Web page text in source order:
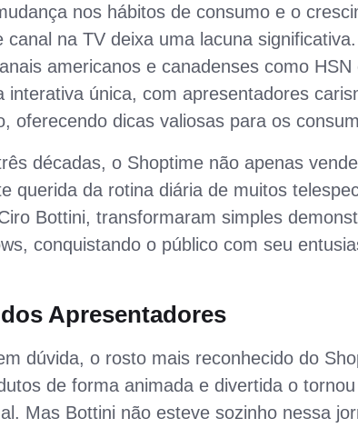
nos hábitos de consumo e o
canal na TV deixa uma lacuna
americanos e canadenses como
interativa única, com apresentadores
oferecendo dicas valiosas para os
décadas, o Shoptime não apenas
querida da rotina diária de muitos
Bottini, transformaram simples
conquistando o público com seu
Apresentadores
dúvida, o rosto mais reconhecido do
de forma animada e divertida o
Mas Bottini não esteve sozinho nessa